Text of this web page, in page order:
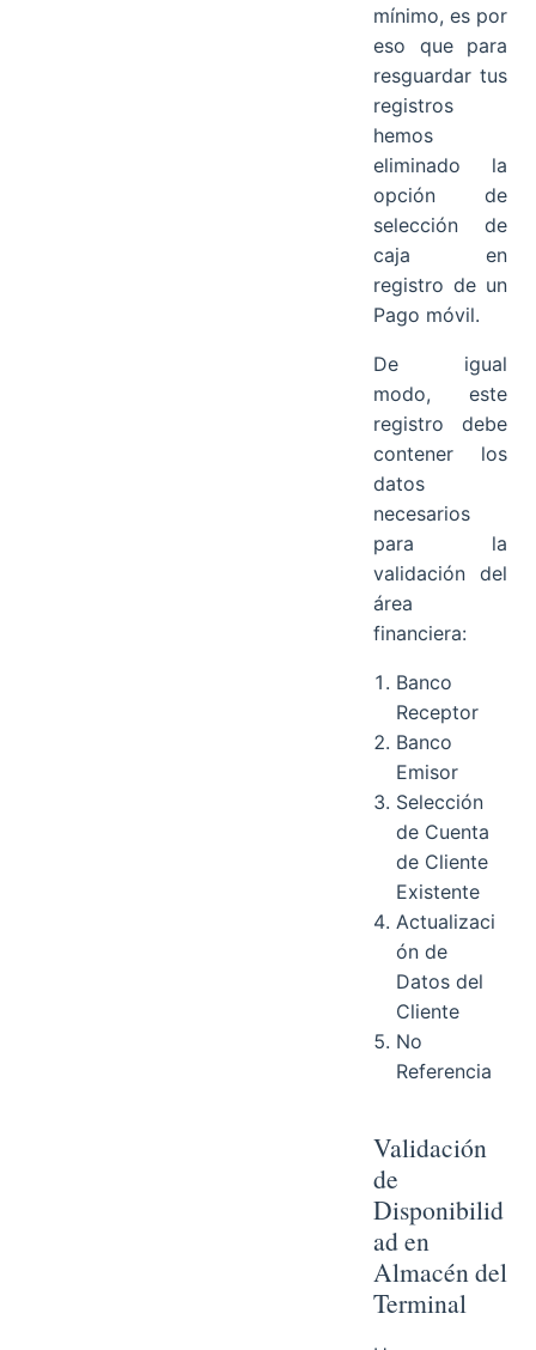
mínimo, es por
eso que para
resguardar tus
registros
hemos
eliminado la
opción de
selección de
caja en
registro de un
Pago móvil.
De igual
modo, este
registro debe
contener los
datos
necesarios
para la
validación del
área
financiera:
Banco
Receptor
Banco
Emisor
Selección
de Cuenta
de Cliente
Existente
Actualizaci
ón de
Datos del
Cliente
No
Referencia
Validación
de
Disponibilid
ad en
Almacén del
Terminal